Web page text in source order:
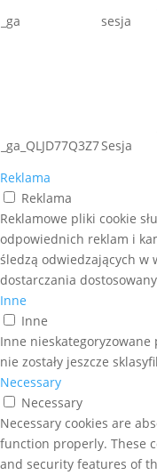
_ga sesja
_ga_QLJD77Q3Z7Sesja
Reklama
Reklama
Reklamowe pliki cookie
odpowiednich reklam i
śledzą odwiedzających
dostarczania
Inne
Inne
Inne
nie zostały jeszcze
Necessary
Necessary
Necessary cookies are
function properly. These
and security features of